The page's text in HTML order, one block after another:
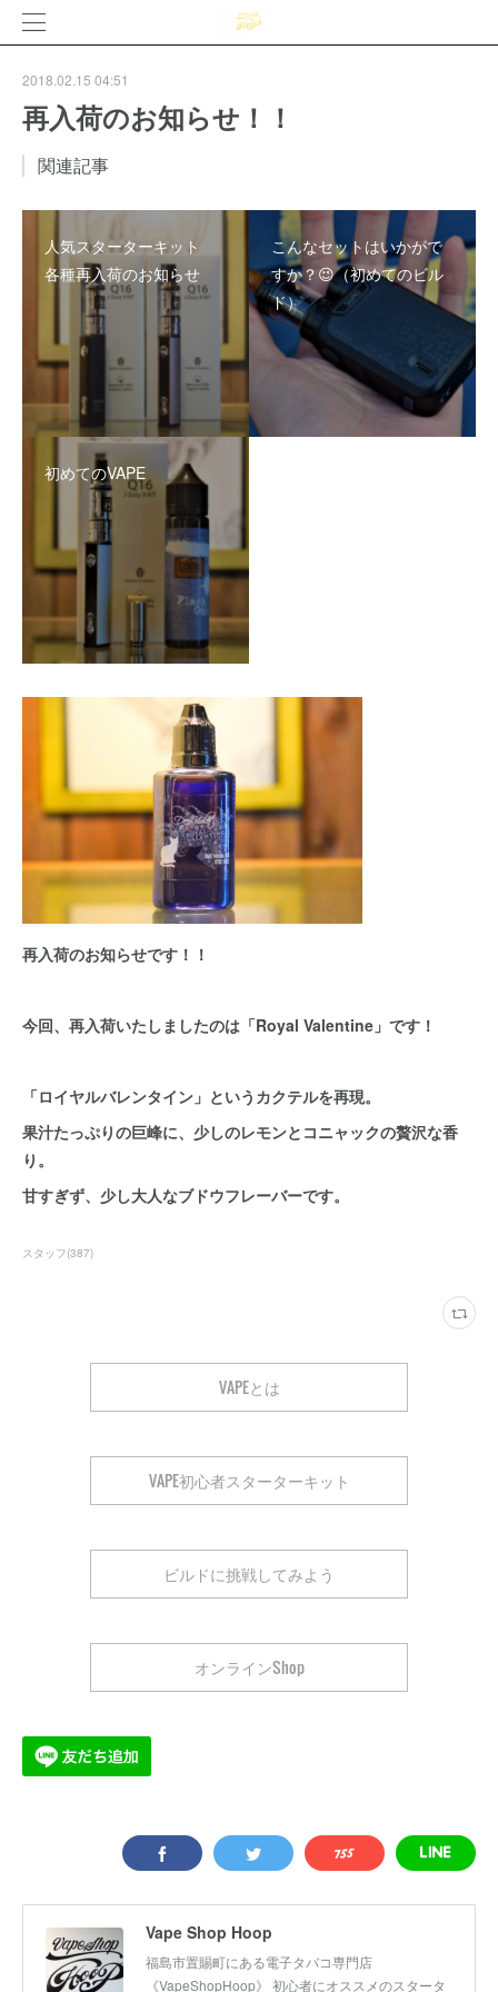
2018.02.15 04:51
再入荷のお知らせ！！
関連記事
人気スターターキット
各種再入荷のお知らせ
こんなセットはいかがで
すか？😉（初めてのビル
ド）
初めてのVAPE
再入荷のお知らせです！！
今回、再入荷いたしましたのは「Royal Valentine」です！
「ロイヤルバレンタイン」というカクテルを再現。
果汁たっぷりの巨峰に、少しのレモンとコニャックの贅沢な香
り。
甘すぎず、少し大人なブドウフレーバーです。
スタッフ(387)
VAPEとは
VAPE初心者スターターキット
ビルドに挑戦してみよう
オンラインShop
Vape Shop Hoop
福島市置賜町にある電子タバコ専門店
《VapeShopHoop》 初心者にオススメのスタータ